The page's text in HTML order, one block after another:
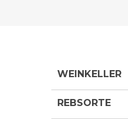
WEINKELLER
REBSORTE